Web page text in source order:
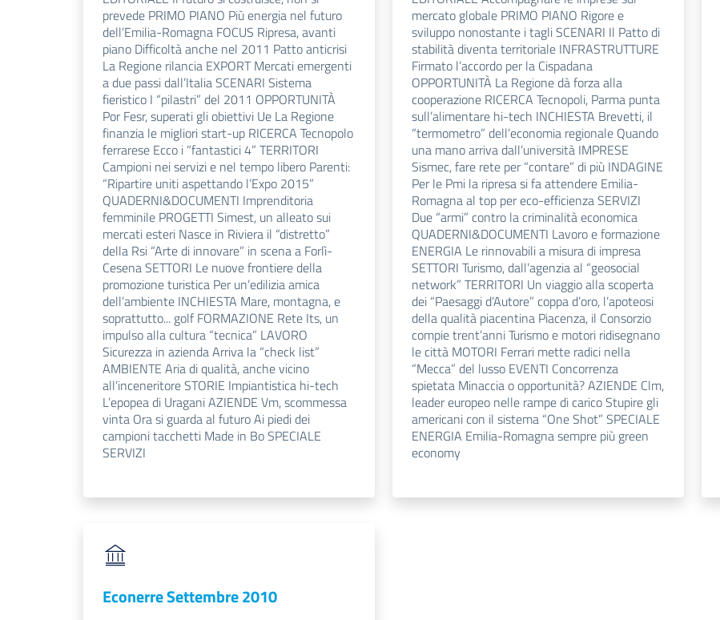
prevede PRIMO PIANO Più energia nel futuro
dell’Emilia-Romagna FOCUS Ripresa, avanti
piano Difficoltà anche nel 2011 Patto anticrisi
La Regione rilancia EXPORT Mercati emergenti
a due passi dall’Italia SCENARI Sistema
fieristico I “pilastri” del 2011 OPPORTUNITÀ
Por Fesr, superati gli obiettivi Ue La Regione
finanzia le migliori start-up RICERCA Tecnopolo
ferrarese Ecco i “fantastici 4” TERRITORI
Campioni nei servizi e nel tempo libero Parenti:
“Ripartire uniti aspettando l’Expo 2015”
QUADERNI&DOCUMENTI Imprenditoria
femminile PROGETTI Simest, un alleato sui
mercati esteri Nasce in Riviera il “distretto”
della Rsi “Arte di innovare” in scena a Forlì-
Cesena SETTORI Le nuove frontiere della
promozione turistica Per un’edilizia amica
dell’ambiente INCHIESTA Mare, montagna, e
soprattutto... golf FORMAZIONE Rete Its, un
impulso alla cultura “tecnica” LAVORO
Sicurezza in azienda Arriva la “check list”
AMBIENTE Aria di qualità, anche vicino
all’inceneritore STORIE Impiantistica hi-tech
L’epopea di Uragani AZIENDE Vm, scommessa
vinta Ora si guarda al futuro Ai piedi dei
campioni tacchetti Made in Bo SPECIALE
SERVIZI
mercato globale PRIMO PIANO Rigore e
sviluppo nonostante i tagli SCENARI Il Patto di
stabilità diventa territoriale INFRASTRUTTURE
Firmato l’accordo per la Cispadana
OPPORTUNITÀ La Regione dà forza alla
cooperazione RICERCA Tecnopoli, Parma punta
sull’alimentare hi-tech INCHIESTA Brevetti, il
“termometro” dell’economia regionale Quando
una mano arriva dall’università IMPRESE
Sismec, fare rete per “contare” di più INDAGINE
Per le Pmi la ripresa si fa attendere Emilia-
Romagna al top per eco-efficienza SERVIZI
Due “armi” contro la criminalità economica
QUADERNI&DOCUMENTI Lavoro e formazione
ENERGIA Le rinnovabili a misura di impresa
SETTORI Turismo, dall’agenzia al “geosocial
network” TERRITORI Un viaggio alla scoperta
dei “Paesaggi d’Autore” coppa d’oro, l’apoteosi
della qualità piacentina Piacenza, il Consorzio
compie trent’anni Turismo e motori ridisegnano
le città MOTORI Ferrari mette radici nella
“Mecca” del lusso EVENTI Concorrenza
spietata Minaccia o opportunità? AZIENDE Clm,
leader europeo nelle rampe di carico Stupire gli
americani con il sistema “One Shot” SPECIALE
ENERGIA Emilia-Romagna sempre più green
economy
Econerre Settembre 2010